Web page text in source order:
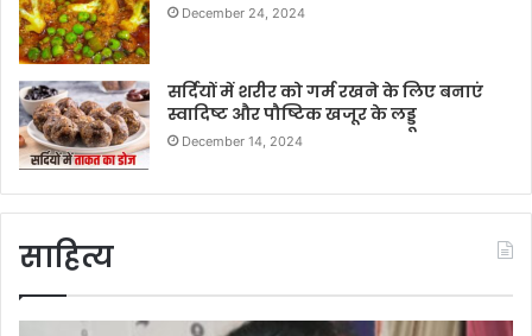
December 24, 2024
सर्दियों में शरीर को गर्म रखने के लिए बनाएं
स्वादिष्ट और पौष्टिक खजूर के लड्डू
December 14, 2024
साहित्य